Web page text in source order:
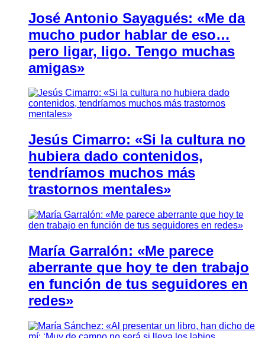
José Antonio Sayagués: «Me da
mucho pudor hablar de eso…
pero ligar, ligo. Tengo muchas
amigas»
Jesús Cimarro: «Si la cultura no
hubiera dado contenidos,
tendríamos muchos más
trastornos mentales»
María Garralón: «Me parece
aberrante que hoy te den trabajo
en función de tus seguidores en
redes»